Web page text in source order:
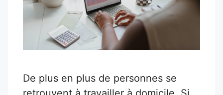
De plus en plus de personnes se